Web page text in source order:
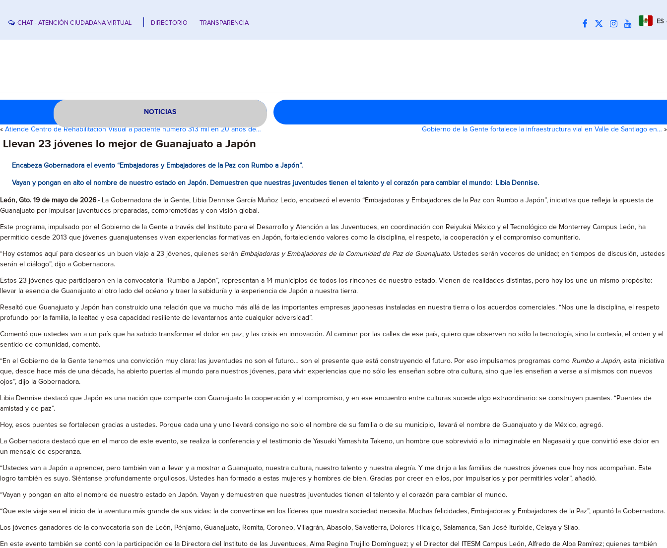
CHAT - ATENCIÓN CIUDADANA VIRTUAL DIRECTORIO TRANSPARENCIA ES
NOTICIAS
« Atiende Centro de Rehabilitación Visual a paciente número 313 mil en 20 años de… Gobierno de la Gente fortalece la infraestructura vial en Valle de Santiago en… »
Llevan 23 jóvenes lo mejor de Guanajuato a Japón
Encabeza Gobernadora el evento “Embajadoras y Embajadores de la Paz con Rumbo a Japón”.
Vayan y pongan en alto el nombre de nuestro estado en Japón. Demuestren que nuestras juventudes tienen el talento y el corazón para cambiar el mundo: Libia Dennise.
León, Gto. 19 de mayo de 2026.- La Gobernadora de la Gente, Libia Dennise García Muñoz Ledo, encabezó el evento “Embajadoras y Embajadores de la Paz con Rumbo a Japón”, iniciativa que refleja la apuesta de
Guanajuato por impulsar juventudes preparadas, comprometidas y con visión global.
Este programa, impulsado por el Gobierno de la Gente a través del Instituto para el Desarrollo y Atención a las Juventudes, en coordinación con Reiyukai México y el Tecnológico de Monterrey Campus León, ha
permitido desde 2013 que jóvenes guanajuatenses vivan experiencias formativas en Japón, fortaleciendo valores como la disciplina, el respeto, la cooperación y el compromiso comunitario.
“Hoy estamos aquí para desearles un buen viaje a 23 jóvenes, quienes serán Embajadoras y Embajadores de la Comunidad de Paz de Guanajuato. Ustedes serán voceros de unidad; en tiempos de discusión, ustedes
serán el diálogo”, dijo a Gobernadora.
Estos 23 jóvenes que participaron en la convocatoria “Rumbo a Japón”, representan a 14 municipios de todos los rincones de nuestro estado. Vienen de realidades distintas, pero hoy los une un mismo propósito:
llevar la esencia de Guanajuato al otro lado del océano y traer la sabiduría y la experiencia de Japón a nuestra tierra.
Resaltó que Guanajuato y Japón han construido una relación que va mucho más allá de las importantes empresas japonesas instaladas en nuestra tierra o los acuerdos comerciales. “Nos une la disciplina, el respeto
profundo por la familia, la lealtad y esa capacidad resiliente de levantarnos ante cualquier adversidad”.
Comentó que ustedes van a un país que ha sabido transformar el dolor en paz, y las crisis en innovación. Al caminar por las calles de ese país, quiero que observen no sólo la tecnología, sino la cortesía, el orden y el
sentido de comunidad, comentó.
“En el Gobierno de la Gente tenemos una convicción muy clara: las juventudes no son el futuro… son el presente que está construyendo el futuro. Por eso impulsamos programas como Rumbo a Japón, esta iniciativa
que, desde hace más de una década, ha abierto puertas al mundo para nuestros jóvenes, para vivir experiencias que no sólo les enseñan sobre otra cultura, sino que les enseñan a verse a sí mismos con nuevos
ojos”, dijo la Gobernadora.
Libia Dennise destacó que Japón es una nación que comparte con Guanajuato la cooperación y el compromiso, y en ese encuentro entre culturas sucede algo extraordinario: se construyen puentes. “Puentes de
amistad y de paz”.
Hoy, esos puentes se fortalecen gracias a ustedes. Porque cada una y uno llevará consigo no solo el nombre de su familia o de su municipio, llevará el nombre de Guanajuato y de México, agregó.
La Gobernadora destacó que en el marco de este evento, se realiza la conferencia y el testimonio de Yasuaki Yamashita Takeno, un hombre que sobrevivió a lo inimaginable en Nagasaki y que convirtió ese dolor en
un mensaje de esperanza.
“Ustedes van a Japón a aprender, pero también van a llevar y a mostrar a Guanajuato, nuestra cultura, nuestro talento y nuestra alegría. Y me dirijo a las familias de nuestros jóvenes que hoy nos acompañan. Este
logro también es suyo. Siéntanse profundamente orgullosos. Ustedes han formado a estas mujeres y hombres de bien. Gracias por creer en ellos, por impulsarlos y por permitirles volar”, añadió.
“Vayan y pongan en alto el nombre de nuestro estado en Japón. Vayan y demuestren que nuestras juventudes tienen el talento y el corazón para cambiar el mundo.
“Que este viaje sea el inicio de la aventura más grande de sus vidas: la de convertirse en los líderes que nuestra sociedad necesita. Muchas felicidades, Embajadoras y Embajadores de la Paz”, apuntó la Gobernadora.
Los jóvenes ganadores de la convocatoria son de León, Pénjamo, Guanajuato, Romita, Coroneo, Villagrán, Abasolo, Salvatierra, Dolores Hidalgo, Salamanca, San José Iturbide, Celaya y Silao.
En este evento también se contó con la participación de la Directora del Instituto de las Juventudes, Alma Regina Trujillo Domínguez; y el Director del ITESM Campus León, Alfredo de Alba Ramírez; quienes también